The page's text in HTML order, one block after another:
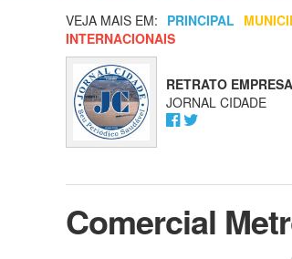
VEJA MAIS EM: PRINCIPAL
INTERNACIONAIS
RETRATO
JORNAL CIDADE
Comercial